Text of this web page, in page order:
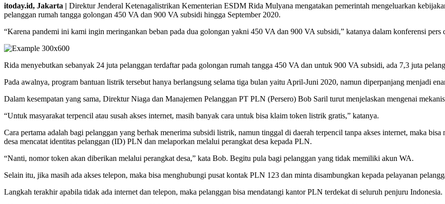
itoday.id, Jakarta | Direktur Jenderal Ketenagalistrikan Kementerian ESDM Rida Mulyana mengatakan pemerintah mengeluarkan
pelanggan rumah tangga golongan 450 VA dan 900 VA subsidi hingga September 2020.
“Karena pandemi ini kami ingin meringankan beban pada dua golongan yakni 450 VA dan 900 VA subsidi,” katanya dalam konferensi pers
Rida menyebutkan sebanyak 24 juta pelanggan terdaftar pada golongan rumah tangga 450 VA dan untuk 900 VA subsidi, ada 7,3 juta
Pada awalnya, program bantuan listrik tersebut hanya berlangsung selama tiga bulan yaitu April-Juni 2020, namun diperpanjang menjadi
Dalam kesempatan yang sama, Direktur Niaga dan Manajemen Pelanggan PT PLN (Persero) Bob Saril turut menjelaskan mengenai
“Untuk masyarakat terpencil atau susah akses internet, masih banyak cara untuk bisa klaim token listrik gratis,” katanya.
Cara pertama adalah bagi pelanggan yang berhak menerima subsidi listrik, namun tinggal di daerah terpencil tanpa akses internet, maka
desa mencatat identitas pelanggan (ID) PLN dan melaporkan melalui perangkat desa kepada PLN.
“Nanti, nomor token akan diberikan melalui perangkat desa,” kata Bob. Begitu pula bagi pelanggan yang tidak memiliki akun WA.
Selain itu, jika masih ada akses telepon, maka bisa menghubungi pusat kontak PLN 123 dan minta disambungkan kepada pelayanan
Langkah terakhir apabila tidak ada internet dan telepon, maka pelanggan bisa mendatangi kantor PLN terdekat di seluruh penjuru Indonesia.